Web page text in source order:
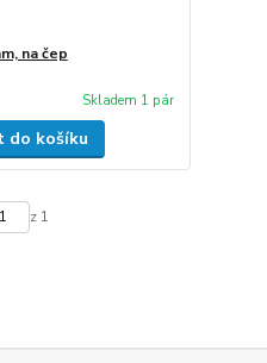
na čep
Skladem 1 pár
do košíku
z 1